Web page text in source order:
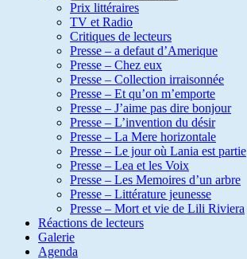
Prix littéraires
TV et Radio
Critiques de lecteurs
Presse – a defaut d’Amerique
Presse – Chez eux
Presse – Collection irraisonnée
Presse – Et qu’on m’emporte
Presse – J’aime pas dire bonjour
Presse – L’invention du désir
Presse – La Mere horizontale
Presse – Le jour où Lania est partie
Presse – Lea et les Voix
Presse – Les Memoires d’un arbre
Presse – Littérature jeunesse
Presse – Mort et vie de Lili Riviera
Réactions de lecteurs
Galerie
Agenda